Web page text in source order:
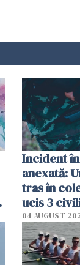
Incident
anexată:
tras în
ucis 3
04 AUGUST